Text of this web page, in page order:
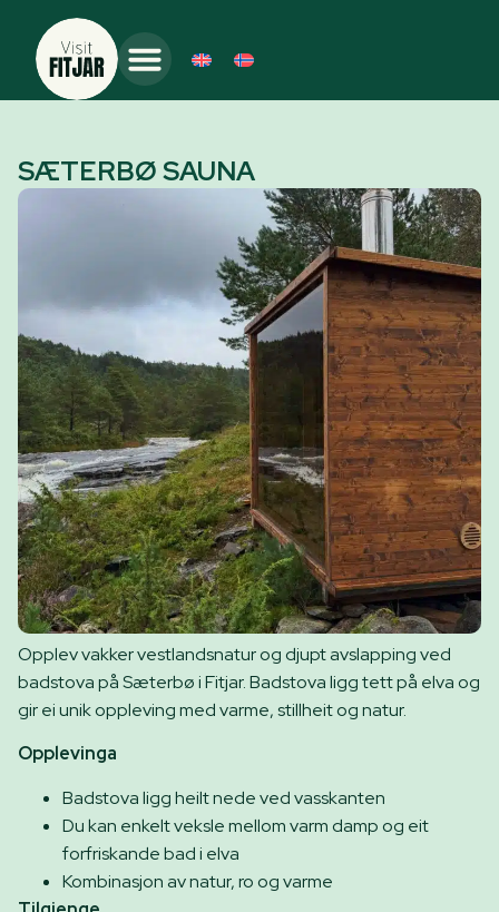
SÆTERBØ SAUNA
Opplev vakker vestlandsnatur og djupt avslapping ved
badstova på Sæterbø i Fitjar. Badstova ligg tett på elva og
gir ei unik oppleving med varme, stillheit og natur.
Opplevinga
Badstova ligg heilt nede ved vasskanten
Du kan enkelt veksle mellom varm damp og eit
forfriskande bad i elva
Kombinasjon av natur, ro og varme